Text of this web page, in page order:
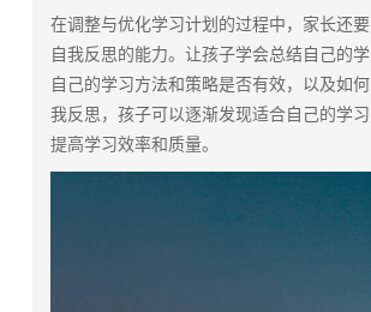
在调整与优化学习计划的过程中，家长还
自我反思的能力。让孩子学会总结自己的
自己的学习方法和策略是否有效，以及如
我反思，孩子可以逐渐发现适合自己的学习
提高学习效率和质量。